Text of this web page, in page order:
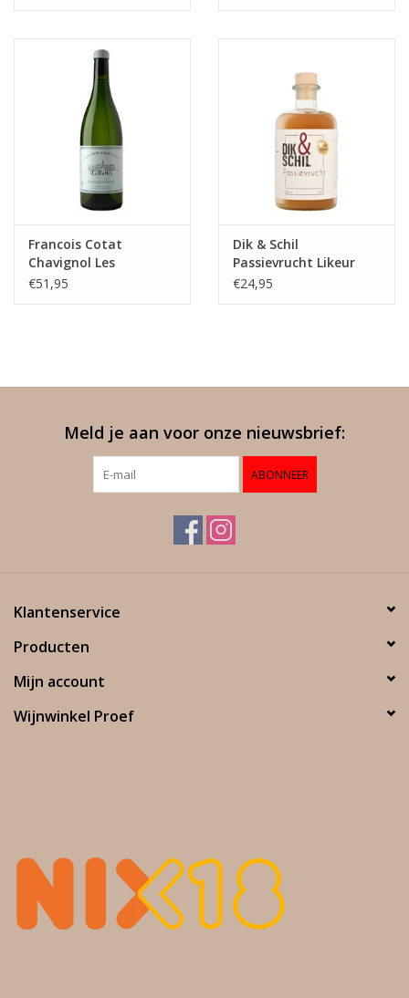
Francois Cotat
Chavignol Les
Caillottes Sancerre
€51,95
Dik & Schil
Passievrucht Likeur
€24,95
Meld je aan voor onze nieuwsbrief:
ABONNEER
Klantenservice
Producten
Mijn account
Wijnwinkel Proef